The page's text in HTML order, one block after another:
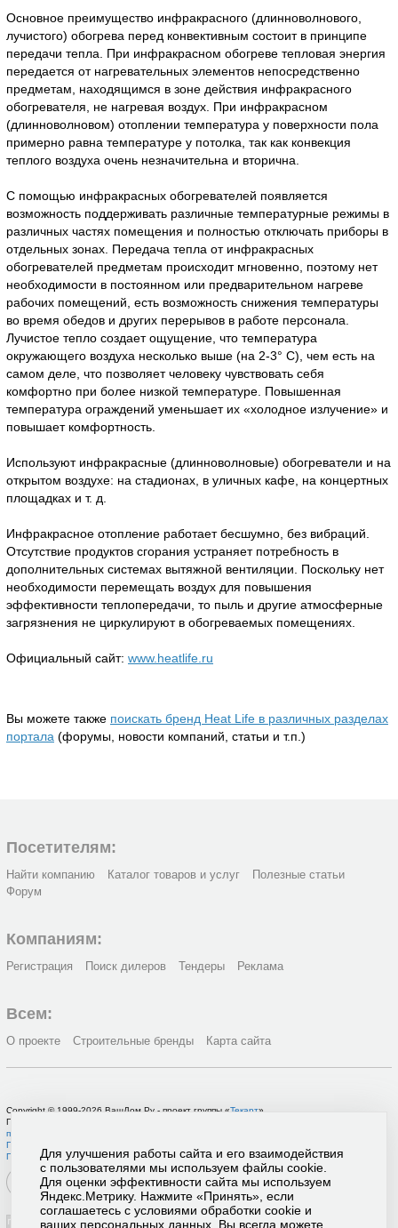
Основное преимущество инфракрасного (длинноволнового,
лучистого) обогрева перед конвективным состоит в принципе
передачи тепла. При инфракрасном обогреве тепловая энергия
передается от нагревательных элементов непосредственно
предметам, находящимся в зоне действия инфракрасного
обогревателя, не нагревая воздух. При инфракрасном
(длинноволновом) отоплении температура у поверхности пола
примерно равна температуре у потолка, так как конвекция
теплого воздуха очень незначительна и вторична.
С помощью инфракрасных обогревателей появляется
возможность поддерживать различные температурные режимы в
различных частях помещения и полностью отключать приборы в
отдельных зонах. Передача тепла от инфракрасных
обогревателей предметам происходит мгновенно, поэтому нет
необходимости в постоянном или предварительном нагреве
рабочих помещений, есть возможность снижения температуры
во время обедов и других перерывов в работе персонала.
Лучистое тепло создает ощущение, что температура
окружающего воздуха несколько выше (на 2-3° C), чем есть на
самом деле, что позволяет человеку чувствовать себя
комфортно при более низкой температуре. Повышенная
температура ограждений уменьшает их «холодное излучение» и
повышает комфортность.
Используют инфракрасные (длинноволновые) обогреватели и на
открытом воздухе: на стадионах, в уличных кафе, на концертных
площадках и т. д.
Инфракрасное отопление работает бесшумно, без вибраций.
Отсутствие продуктов сгорания устраняет потребность в
дополнительных системах вытяжной вентиляции. Поскольку нет
необходимости перемещать воздух для повышения
эффективности теплопередачи, то пыль и другие атмосферные
загрязнения не циркулируют в обогреваемых помещениях.
Официальный сайт: www.heatlife.ru
Вы можете также поискать бренд Heat Life в различных разделах
портала (форумы, новости компаний, статьи и т.п.)
Посетителям:
Найти компанию Каталог товаров и услуг
Полезные статьи
Форум
Компаниям:
Регистрация Поиск дилеров Тендеры Реклама
Всем:
О проекте Строительные бренды Карта сайта
Copyright © 1999-2026 ВашДом.Ру - проект группы «Текарт»
По вопросам связанным с работой портала вы можете связаться с нашей
поддержки
Политика в отношении обработки персональных данных
Пользовательское соглашение
Для улучшения работы сайта и его взаимодействия
с пользователями мы используем файлы cookie.
Для оценки эффективности сайта мы используем
Яндекс.Метрику. Нажмите «Принять», если
соглашаетесь с условиями обработки cookie и
ваших персональных данных. Вы всегда можете